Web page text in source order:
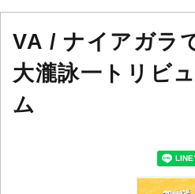
VA / ナイアガラ
大瀧詠一トリビ
ム